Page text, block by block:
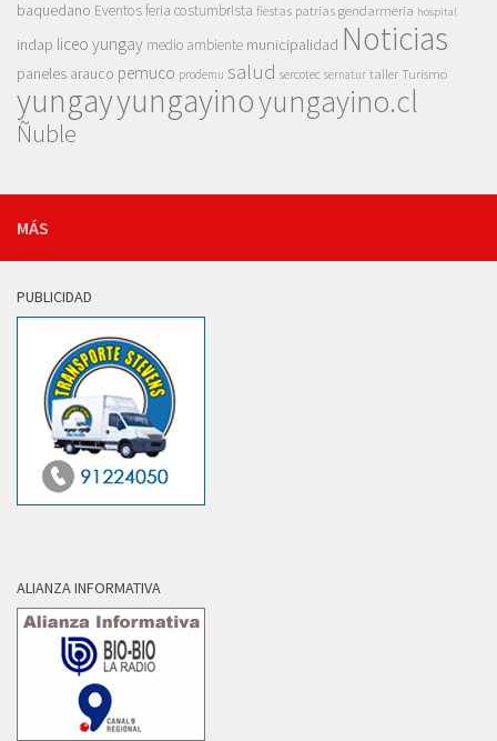
baquedano Eventosferia costumbrista fiestas patrias gendarmeria hospital
indap liceo yungay medio ambiente municipalidad Noticias
paneles arauco pemuco prodemu salud sercotec sernatur taller Turismo
yungayyungayinoyungayino.cl
Ñuble
MÁS
PUBLICIDAD
ALIANZA INFORMATIVA